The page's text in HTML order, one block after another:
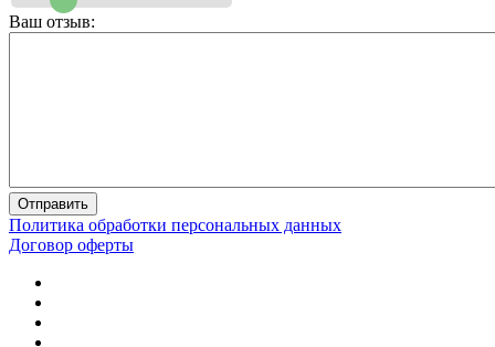
Ваш отзыв:
Политика обработки персональных данных
Договор оферты